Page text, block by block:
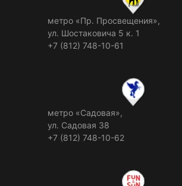
метро «Пр. Просвещения»,
ул. Шостаковича 5 к. 1
+7 (812) 748-10-61
метро «Садовая»,
ул. Садовая 38
+7 (812) 748-10-62